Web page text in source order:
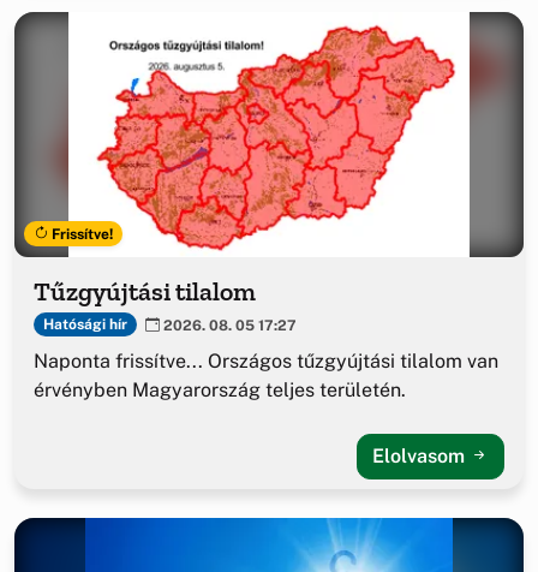
Frissítve!
Tűzgyújtási tilalom
Hatósági hír 2026. 08. 05 17:27
Naponta frissítve... Országos tűzgyújtási tilalom van
érvényben Magyarország teljes területén.
Elolvasom